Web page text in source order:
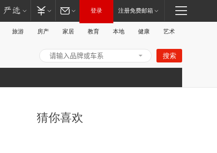
登录 注册免费邮箱
旅游 房产 家居 教育 本地 健康 艺术
搜索
猜你喜欢